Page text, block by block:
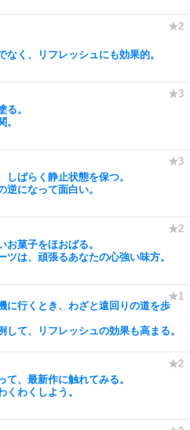
なく、リフレッシュにも効果的。
る。
。
しばらく静止状態を保つ。
逆になって面白い。
お菓子をほおばる。
ツは、頑張るあなたの心強い味方。
に行くとき、わざと遠回りの道を歩
して、リフレッシュの効果も高まる。
て、最新作に触れてみる。
くわくしよう。